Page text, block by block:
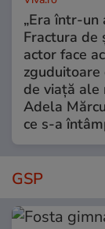
„Era într-un
Fractura de
actor face
de viață ale
Adela
ce s-a
GSP